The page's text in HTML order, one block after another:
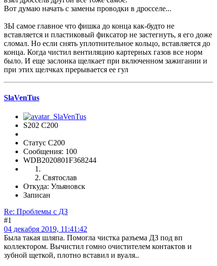
Вот думаю начать с замены проводки в дросселе...
ЗЫ самое главное что фишка до конца как-будто не
вставляется и пластиковый фиксатор не застегнуть, я его доже
сломал. Но если снять уплотнительное кольцо, вставляется до
конца. Когда чистил вентиляцию картерных газов все норм
было. И еще заслонка щелкает при включенном зажигании и
при этих щелчках прерывается ее гул
SlaVenTus
S202 C200
Статус C200
Сообщения: 100
WDB2020801F368244
Святослав
Откуда: Ульяновск
Записан
Re: Проблемы с ДЗ
#1
04 декабря 2019, 11:41:42
Была такая шляпа. Помогла чистка разъема ДЗ под вп
коллектором. Вычистил гомно очистителем контактов и
зубной щеткой, плотно вставил и вуаля..